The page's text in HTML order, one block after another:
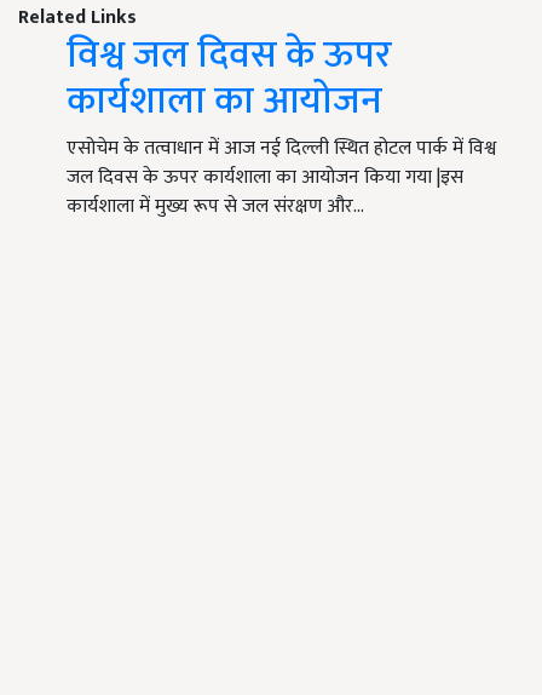
Related Links
विश्व जल दिवस के ऊपर
कार्यशाला का आयोजन
एसोचेम के तत्वाधान में आज नई दिल्ली स्थित होटल पार्क में विश्व
जल दिवस के ऊपर कार्यशाला का आयोजन किया गया |इस
कार्यशाला में मुख्य रूप से जल संरक्षण और…